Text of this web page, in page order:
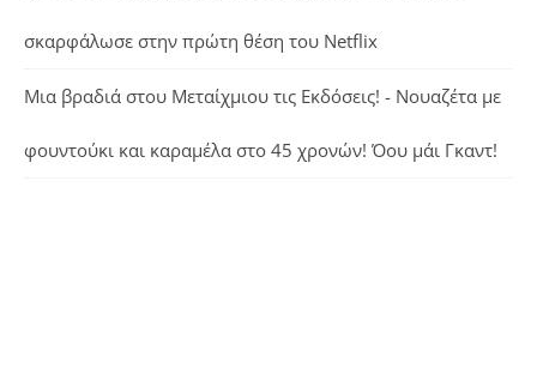
σκαρφάλωσε στην πρώτη θέση του Netflix
Μια βραδιά στου Μεταίχμιου τις Εκδόσεις! - Νουαζέτα με
φουντούκι και καραμέλα στο 45 χρονών! Όου μάι Γκαντ!